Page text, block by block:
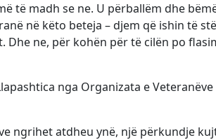
të madh se ne. U përballëm dhe
në këto beteja – djem që ishin të
Dhe ne, për kohën për të cilën po
nga Organizata e
ngrihet atdheu ynë, një përkundje